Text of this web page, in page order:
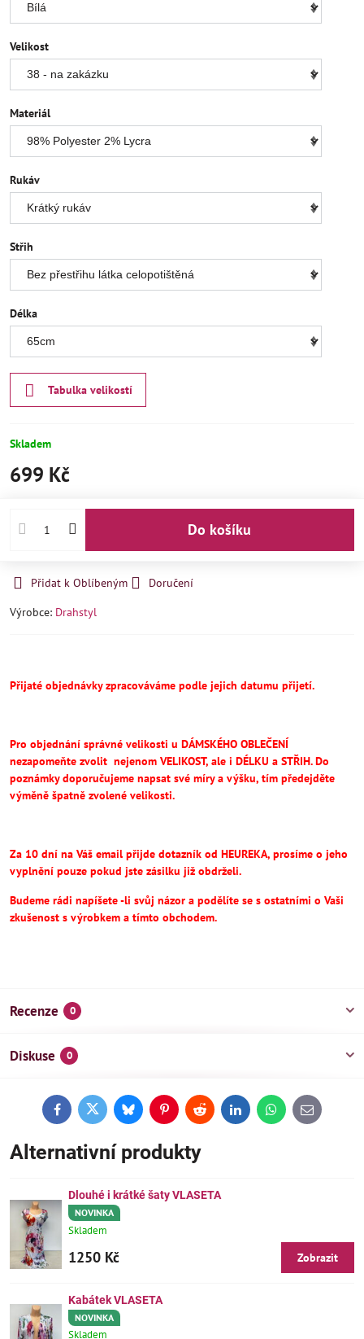
Velikost
Materiál
Rukáv
Střih
Délka
Tabulka velikostí
Skladem
699 Kč
Do košíku
Přidat k Oblíbeným
Doručení
Výrobce: Drahstyl
Přijaté objednávky zpracováváme podle jejich datumu přijetí.
Pro objednání správné velikosti u DÁMSKÉHO OBLEČENÍ
nezapomeňte zvolit nejenom VELIKOST, ale i DÉLKU a STŘIH.Do
poznámky doporučujeme napsat své míry a výšku, tím předejděte
výměně špatně zvolené velikosti.
Za 10 dní na Váš email přijde dotazník od HEUREKA, prosíme o jeho
vyplnění pouze pokud jste zásilku již obdrželi.
Budeme rádi napíšete -li svůj názor a podělíte se s ostatními o Vaši
zkušenost s výrobkem a tímto obchodem.
Recenze 0
Diskuse 0
FacebookTwitterBlueskyPinterestReddit LinkedInWhatsApp
E-
mail
Alternativní produkty
Dlouhé i krátké šaty VLASETA
NOVINKA
Skladem
1250 Kč Zobrazit
Kabátek VLASETA
NOVINKA
Skladem